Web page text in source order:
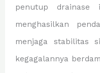
penutup drainase
menghasilkan
menjaga stabilitas
kegagalannya